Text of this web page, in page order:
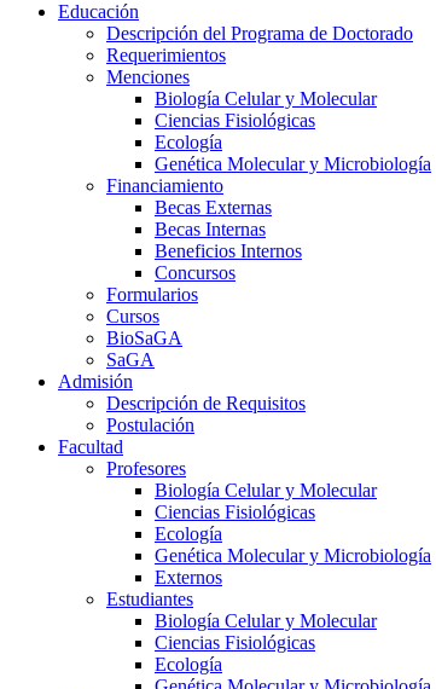
Educación
Descripción del Programa de Doctorado
Requerimientos
Menciones
Biología Celular y Molecular
Ciencias Fisiológicas
Ecología
Genética Molecular y Microbiología
Financiamiento
Becas Externas
Becas Internas
Beneficios Internos
Concursos
Formularios
Cursos
BioSaGA
SaGA
Admisión
Descripción de Requisitos
Postulación
Facultad
Profesores
Biología Celular y Molecular
Ciencias Fisiológicas
Ecología
Genética Molecular y Microbiología
Externos
Estudiantes
Biología Celular y Molecular
Ciencias Fisiológicas
Ecología